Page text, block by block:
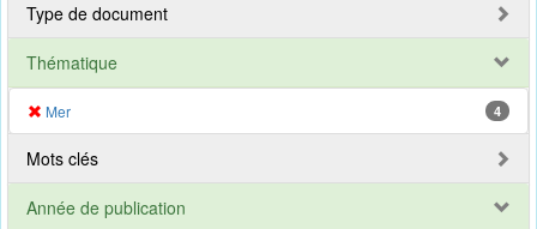
Type de document
Thématique
Mer 4
Mots clés
Année de publication